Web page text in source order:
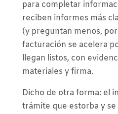
para completar
reciben informes más
(y preguntan menos,
facturación se acelera
llegan listos, con
materiales y firma.
Dicho de otra forma: el
trámite que estorba y